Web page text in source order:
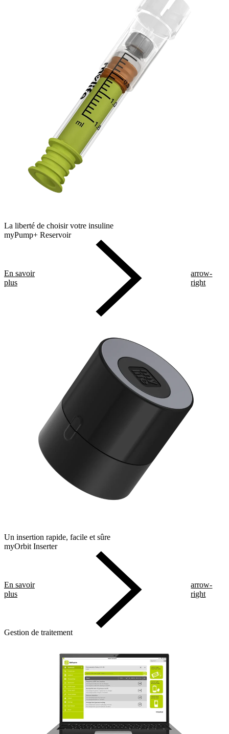
La liberté de choisir votre insuline
myPump+ Reservoir
En savoir
plus
arrow-
right
Un insertion rapide, facile et sûre
myOrbit Inserter
En savoir
plus
arrow-
right
Gestion de traitement